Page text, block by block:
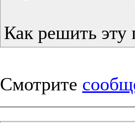
Смотрите